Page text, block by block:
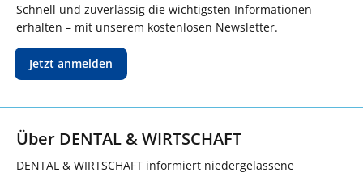
Schnell und zuverlässig die wichtigsten Informationen
erhalten – mit unserem kostenlosen Newsletter.
Jetzt anmelden
Über DENTAL & WIRTSCHAFT
DENTAL & WIRTSCHAFT informiert niedergelassene